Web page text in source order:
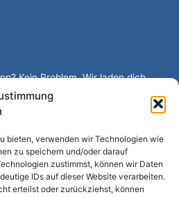
bieten, verwenden wir Technologien wie
zu speichern und/oder darauf
zustimmst, können wir Daten
IDs auf dieser Website verarbeiten.
erteilst oder zurückziehst, können
Kein Problem. Wir laden dich
zu nutzen.
für die Unterstützung der